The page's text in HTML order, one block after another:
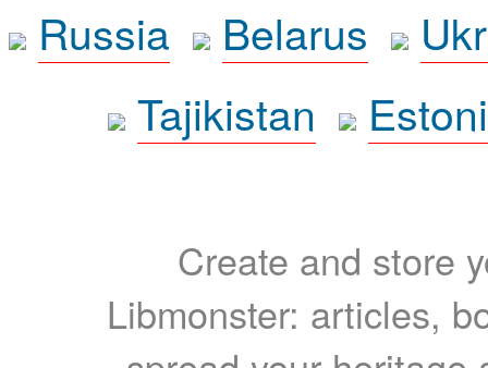
Russia
Belarus
Tajikistan
Create and store
Libmonster: articles,